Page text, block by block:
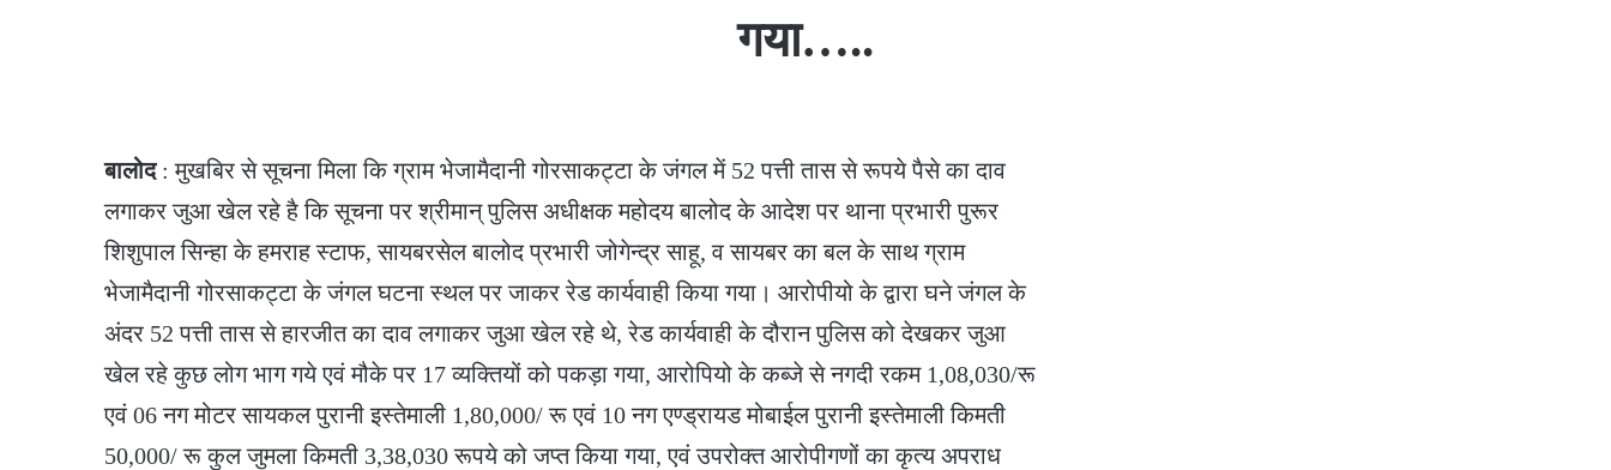
गया…..
बालोद: मुखबिर से सूचना मिला कि ग्राम भेजामैदानी गोरसाकट्टा के जंगल में 52 पत्ती तास से रूपये पैसे का दाव
लगाकर जुआ खेल रहे है कि सूचना पर श्रीमान् पुलिस अधीक्षक महोदय बालोद के आदेश पर थाना प्रभारी पुरूर
शिशुपाल सिन्हा के हमराह स्टाफ, सायबरसेल बालोद प्रभारी जोगेन्द्र साहू, व सायबर का बल के साथ ग्राम
भेजामैदानी गोरसाकट्टा के जंगल घटना स्थल पर जाकर रेड कार्यवाही किया गया। आरोपीयो के द्वारा घने जंगल के
अंदर 52 पत्ती तास से हारजीत का दाव लगाकर जुआ खेल रहे थे, रेड कार्यवाही के दौरान पुलिस को देखकर जुआ
खेल रहे कुछ लोग भाग गये एवं मौके पर 17 व्यक्तियों को पकड़ा गया, आरोपियो के कब्जे से नगदी रकम 1,08,030/रू
एवं 06 नग मोटर सायकल पुरानी इस्तेमाली 1,80,000/ रू एवं 10 नग एण्ड्रायड मोबाईल पुरानी इस्तेमाली किमती
50,000/ रू कुल जुमला किमती 3,38,030 रूपये को जप्त किया गया, एवं उपरोक्त आरोपीगणों का कृत्य अपराध